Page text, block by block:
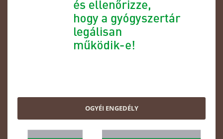
OGYÉI ENGEDÉLY